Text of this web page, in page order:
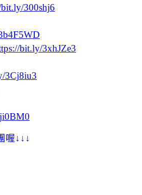
300shj6
bit.ly/3xhJZe3
3Cj8iu3
喔↓ ↓ ↓